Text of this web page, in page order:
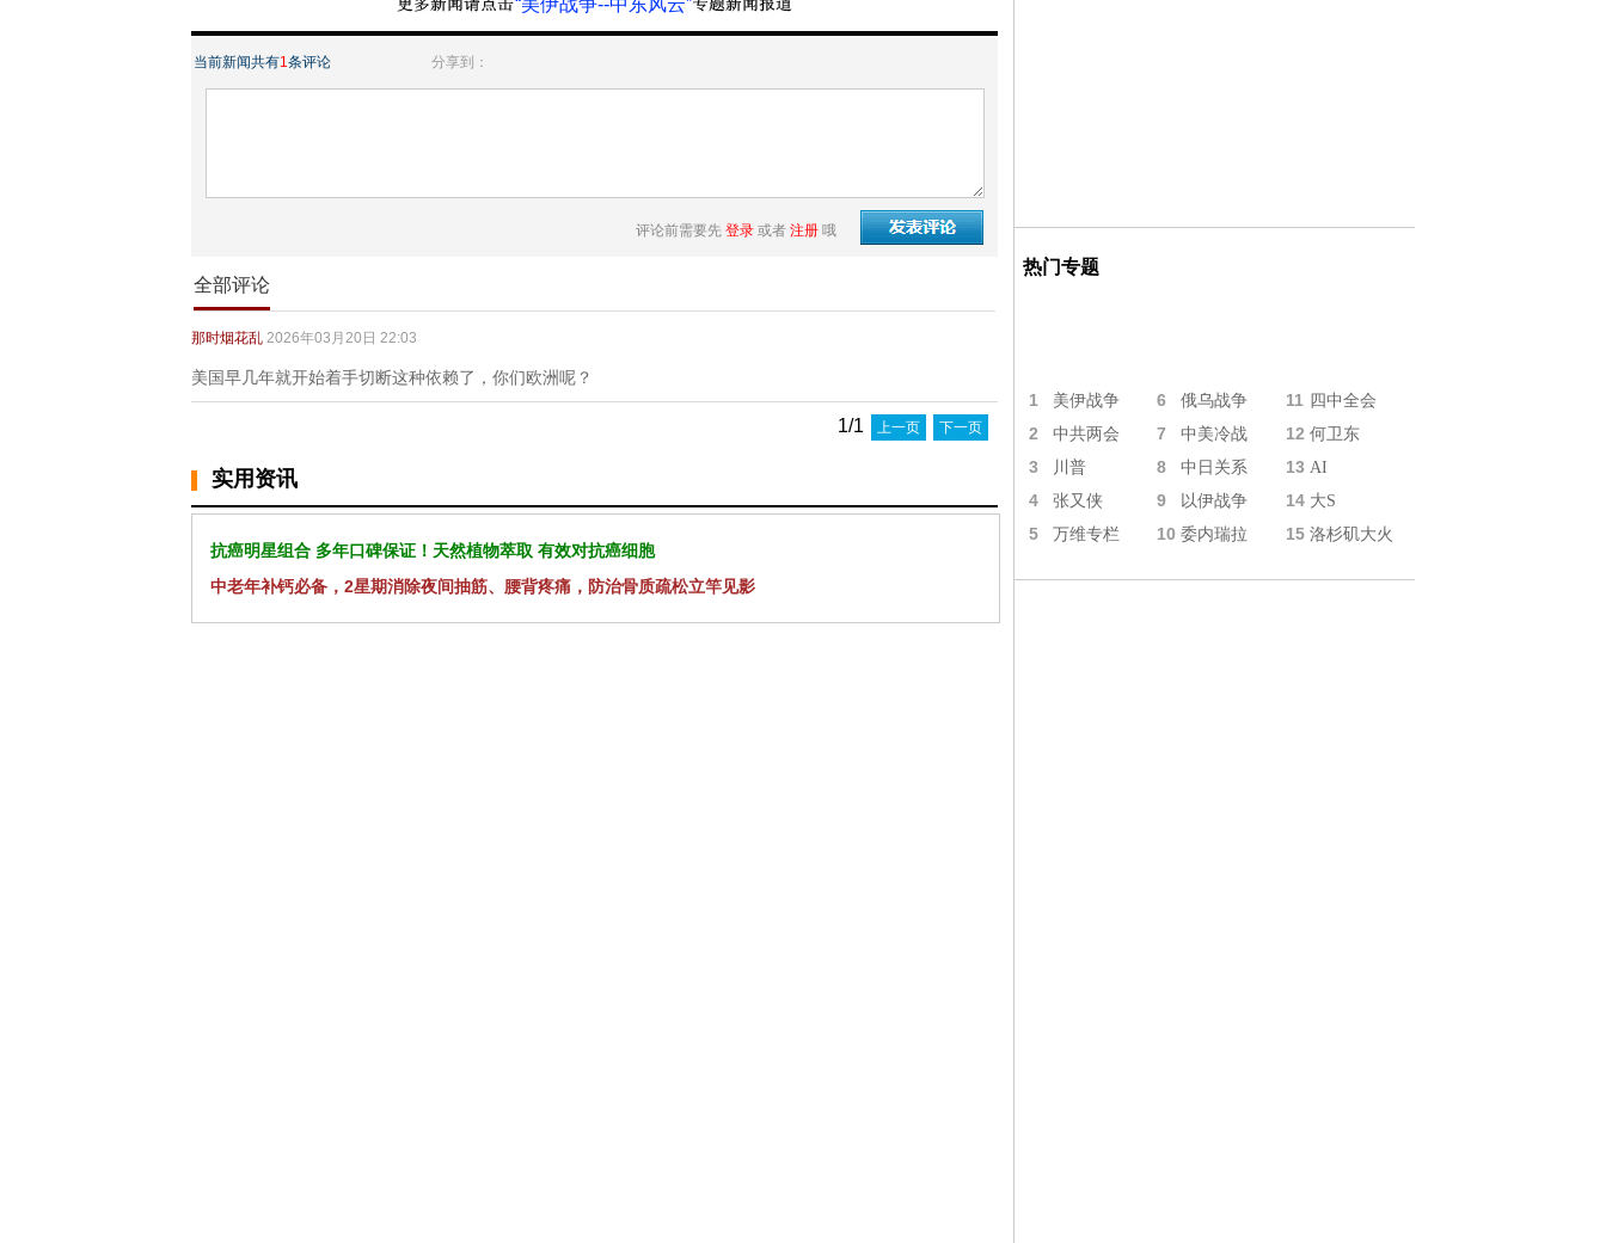
“美伊战争--中东风云”
当前新闻共有1条评论 分享到：
评论前需要先 登录 或者 注册 哦
全部评论
那时烟花乱 2026年03月20日 22:03
美国早几年就开始着手切断这种依赖了，你们欧洲呢？
1/1 上一页 下一页
实用资讯
抗癌明星组合 多年口碑保证！天然植物萃取 有效对抗癌细胞
中老年补钙必备，2星期消除夜间抽筋、腰背疼痛，防治骨质疏松立竿见影
热门专题
1 美伊战争 6 俄乌战争 11 四中全会
2 中共两会 7 中美冷战 12 何卫东
3 川普 8 中日关系 13 AI
4 张又侠 9 以伊战争 14 大S
5 万维专栏 10 委内瑞拉 15 洛杉矶大火